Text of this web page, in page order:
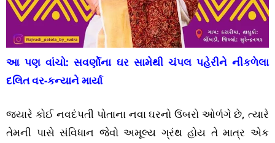
આ પણ વાંચો:સવર્ણોના ઘર સામેથી ચંપલ પહેરીને નીકળેલા
દલિત વર-કન્યાને માર્યા
જ્યારે કોઈ નવદંપતી પોતાના નવા ઘરનો ઉંબરો ઓળંગે છે, ત્યારે
તેમની પાસે સંવિધાન જેવો અમૂલ્ય ગ્રંથ હોય તે માત્ર એક